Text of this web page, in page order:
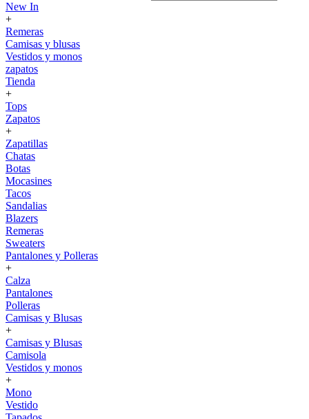
New In
+
Remeras
Camisas y blusas
Vestidos y monos
zapatos
Tienda
+
Tops
Zapatos
+
Zapatillas
Chatas
Botas
Mocasines
Tacos
Sandalias
Blazers
Remeras
Sweaters
Pantalones y Polleras
+
Calza
Pantalones
Polleras
Camisas y Blusas
+
Camisas y Blusas
Camisola
Vestidos y monos
+
Mono
Vestido